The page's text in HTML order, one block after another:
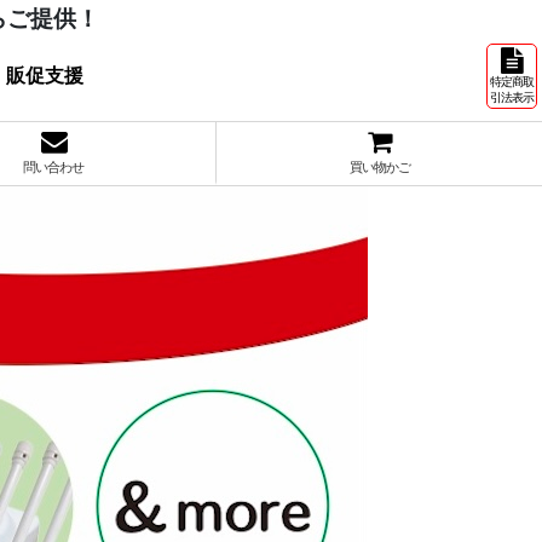
提供！
促支援
特定商取
引法表示
問い合わせ 買い物かご